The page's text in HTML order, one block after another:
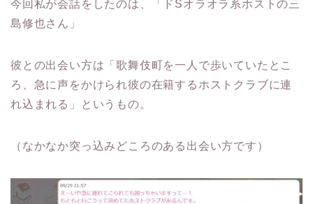
今回私が会話をしたのは、「ドSオラオラ系ホストの三
島修也さん」
彼との出会い方は「歌舞伎町を一人で歩いていたとこ
ろ、急に声をかけられ彼の在籍するホストクラブに連
れ込まれる」というもの。
（なかなか突っ込みどころのある出会い方です）